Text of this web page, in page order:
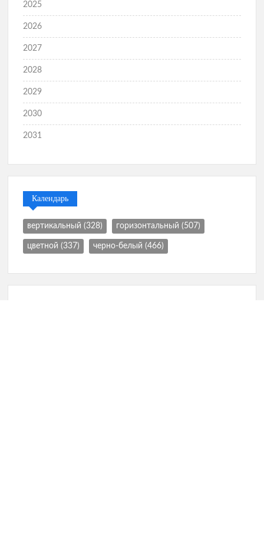
2025
2026
2027
2028
2029
2030
2031
Календарь
вертикальный (328) горизонтальный (507)
цветной (337) черно-белый (466)